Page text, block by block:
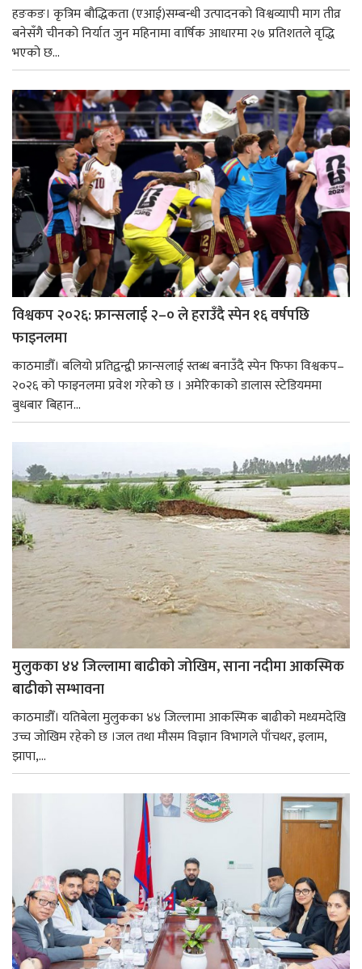
हङकङ। कृत्रिम बौद्धिकता (एआई)सम्बन्धी उत्पादनको विश्वव्यापी माग तीव्र
बनेसँगै चीनको निर्यात जुन महिनामा वार्षिक आधारमा २७ प्रतिशतले वृद्धि
भएको छ...
विश्वकप २०२६: फ्रान्सलाई २–० ले हराउँदै स्पेन १६ वर्षपछि
फाइनलमा
काठमाडौँ। बलियो प्रतिद्वन्द्वी फ्रान्सलाई स्तब्ध बनाउँदै स्पेन फिफा विश्वकप–
२०२६ को फाइनलमा प्रवेश गरेको छ । अमेरिकाको डालास स्टेडियममा
बुधबार बिहान...
मुलुकका ४४ जिल्लामा बाढीको जोखिम, साना नदीमा आकस्मिक
बाढीको सम्भावना
काठमाडौँ। यतिबेला मुलुकका ४४ जिल्लामा आकस्मिक बाढीको मध्यमदेखि
उच्च जोखिम रहेको छ ।जल तथा मौसम विज्ञान विभागले पाँचथर, इलाम,
झापा,...